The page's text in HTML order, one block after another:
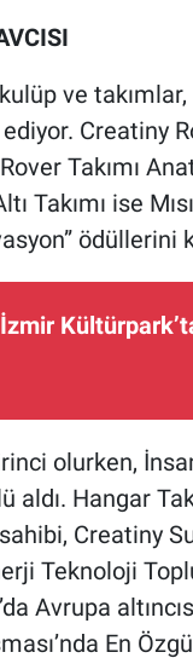
ve
Creatiny
Takımı
Takımı ise
ödüllerini
olurken,
aldı. Hangar
Creatiny
Teknoloji
Avrupa
En